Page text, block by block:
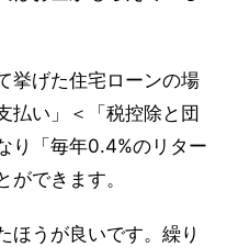
挙げた住宅ローンの場
払い」＜「税控除と団
り「毎年0.4%のリター
ができます。
ほうが良いです。繰り